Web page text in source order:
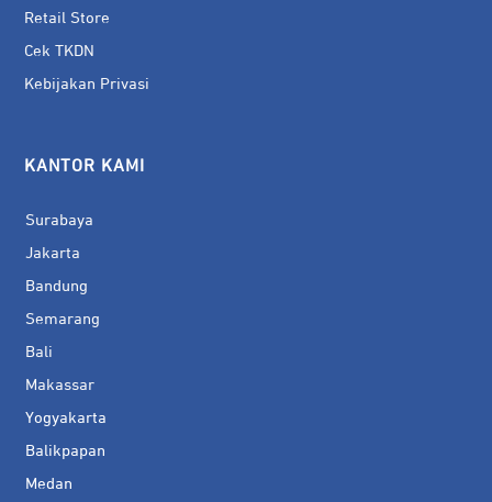
Retail Store
Cek TKDN
Kebijakan Privasi
KANTOR KAMI
Surabaya
Jakarta
Bandung
Semarang
Bali
Makassar
Yogyakarta
Balikpapan
Medan